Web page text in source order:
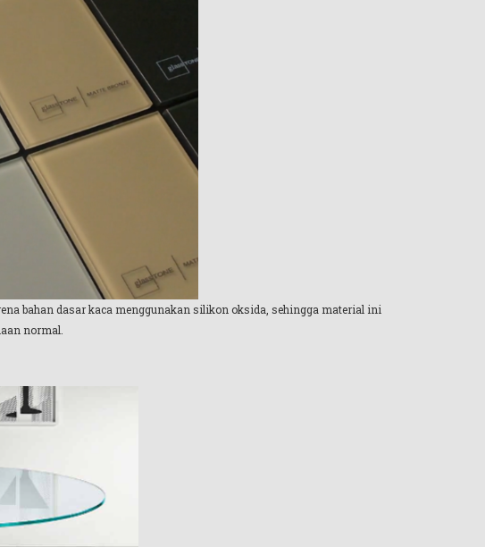
bahan dasar kaca menggunakan silikon oksida, sehingga material ini
normal.